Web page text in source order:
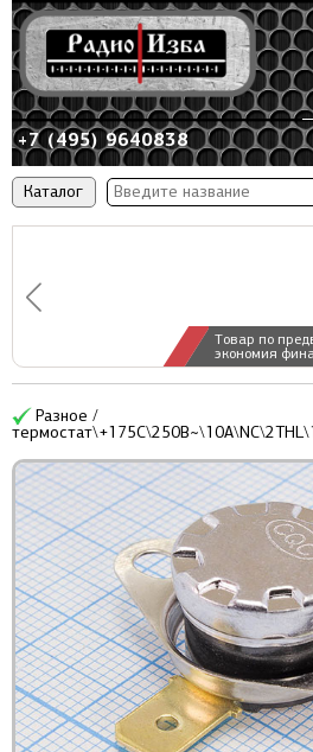
Каталог
Товар по
экономия
+7 (495) 9640838
Разное /